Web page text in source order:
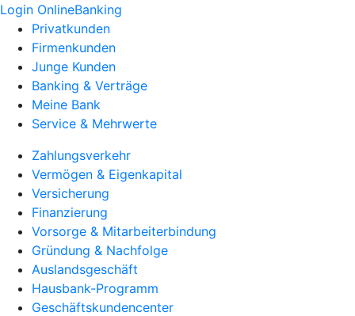
Login OnlineBanking
Privatkunden
Firmenkunden
Junge Kunden
Banking & Verträge
Meine Bank
Service & Mehrwerte
Zahlungsverkehr
Vermögen & Eigenkapital
Versicherung
Finanzierung
Vorsorge & Mitarbeiterbindung
Gründung & Nachfolge
Auslandsgeschäft
Hausbank-Programm
Geschäftskundencenter